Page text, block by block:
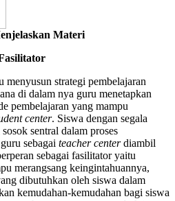
Materi
menyusun strategi pembelajaran
di dalam nya guru menetapkan
pembelajaran yang mampu
center. Siswa dengan segala
sentral dalam proses
sebagai teacher centerdiambil
sebagai fasilitator yaitu
merangsang keingintahuannya,
dibutuhkan oleh siswa dalam
kemudahan-kemudahan bagi siswa